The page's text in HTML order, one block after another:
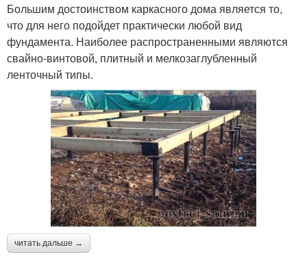
Большим достоинством каркасного дома является то,
что для него подойдет практически любой вид
фундамента. Наиболее распространенными являются
свайно-винтовой, плитный и мелкозаглубленный
ленточный типы.
читать дальше →